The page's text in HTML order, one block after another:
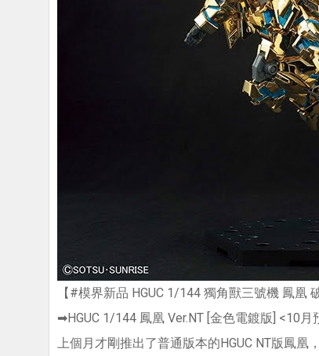
【#模界新品 HGUC 1/144 獨角獸三號機 鳳凰
➡HGUC 1/144 鳳凰 Ver.NT [金色電鍍版] <10月
上個月才剛推出了普通版本的HGUC NT版鳳